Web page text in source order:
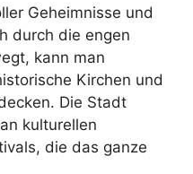
Geheimnisse und
durch die engen
kann man
Kirchen und
Die Stadt
kulturellen
die das ganze